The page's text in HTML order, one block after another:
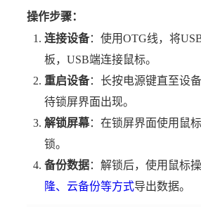
操作步骤：
连接设备：使用OTG线，将
板，USB端连接鼠标。
重启设备：长按电源键直至设
待锁屏界面出现。
解锁屏幕：在锁屏界面使用鼠
锁。
备份数据：解锁后，使用鼠标
隆、云备份等方式导出数据。